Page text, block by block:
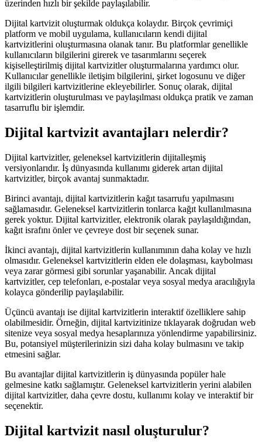
üzerinden hızlı bir şekilde paylaşılabilir.
Dijital kartvizit oluşturmak oldukça kolaydır. Birçok çevrimiçi
platform ve mobil uygulama, kullanıcıların kendi dijital
kartvizitlerini oluşturmasına olanak tanır. Bu platformlar genellikle
kullanıcıların bilgilerini girerek ve tasarımlarını seçerek
kişiselleştirilmiş dijital kartvizitler oluşturmalarına yardımcı olur.
Kullanıcılar genellikle iletişim bilgilerini, şirket logosunu ve diğer
ilgili bilgileri kartvizitlerine ekleyebilirler. Sonuç olarak, dijital
kartvizitlerin oluşturulması ve paylaşılması oldukça pratik ve zaman
tasarruflu bir işlemdir.
Dijital kartvizit avantajları nelerdir?
Dijital kartvizitler, geleneksel kartvizitlerin dijitalleşmiş
versiyonlarıdır. İş dünyasında kullanımı giderek artan dijital
kartvizitler, birçok avantaj sunmaktadır.
Birinci avantajı, dijital kartvizitlerin kağıt tasarrufu yapılmasını
sağlamasıdır. Geleneksel kartvizitlerin tonlarca kağıt kullanılmasına
gerek yoktur. Dijital kartvizitler, elektronik olarak paylaşıldığından,
kağıt israfını önler ve çevreye dost bir seçenek sunar.
İkinci avantajı, dijital kartvizitlerin kullanımının daha kolay ve hızlı
olmasıdır. Geleneksel kartvizitlerin elden ele dolaşması, kaybolması
veya zarar görmesi gibi sorunlar yaşanabilir. Ancak dijital
kartvizitler, cep telefonları, e-postalar veya sosyal medya aracılığıyla
kolayca gönderilip paylaşılabilir.
Üçüncü avantajı ise dijital kartvizitlerin interaktif özelliklere sahip
olabilmesidir. Örneğin, dijital kartvizitinize tıklayarak doğrudan web
sitenize veya sosyal medya hesaplarınıza yönlendirme yapabilirsiniz.
Bu, potansiyel müşterilerinizin sizi daha kolay bulmasını ve takip
etmesini sağlar.
Bu avantajlar dijital kartvizitlerin iş dünyasında popüler hale
gelmesine katkı sağlamıştır. Geleneksel kartvizitlerin yerini alabilen
dijital kartvizitler, daha çevre dostu, kullanımı kolay ve interaktif bir
seçenektir.
Dijital kartvizit nasıl oluşturulur?